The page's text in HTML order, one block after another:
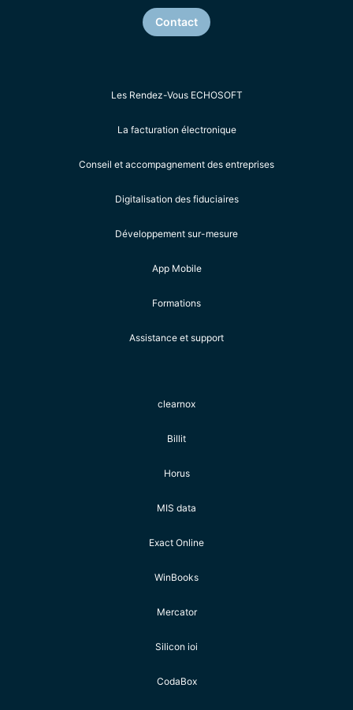
Contact
Les Rendez-Vous ECHOSOFT
La facturation électronique
Conseil et accompagnement des entreprises
Digitalisation des fiduciaires
Développement sur-mesure
App Mobile
Formations
Assistance et support
clearnox
Billit
Horus
MIS data
Exact Online
WinBooks
Mercator
Silicon ioi
CodaBox